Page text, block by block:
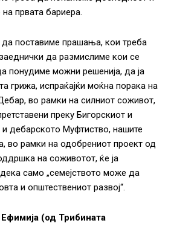
првата бариера.
поставиме прашања, кои треба
да размислиме кои се
понудиме можни решенија, да ја
грижа, испраќајќи моќна порака на
во рамки на силниот соживот,
преку Бигорскиот и
и дебарското Муфтиство, нашите
во рамки на одобрениот проект од
на соживотот, ќе ја
само „семејството може да
и општествениот развој“.
(од Трибината